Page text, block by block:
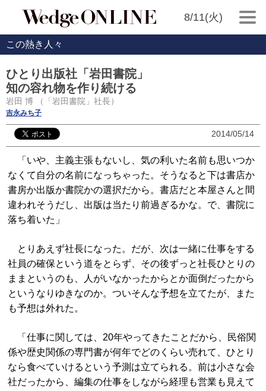
8/11(火)
この熱き人々
ひとり出版社「岩田書院」
知の容れ物を作り続ける
岩田 博 （「岩田書院」社長）
吉永みち子
2014/05/14
「いや、主義主張もないし、気の利いた名前も思いつか
なくて自分の名前になっちゃった。そうなると下は書店か
書房か出版か書院かの選択だから。書店だと本屋さんと間
違われそうだし、出版は当たり前過ぎるかな。で、書院に
落ち着いた」
とりあえず社長になった。だが、次は一緒に仕事をする
社員の確保という道をとらず、その後ずっと社長ひとりの
ままというのも、人がいなかったからとか面倒だったから
というなりゆきなのか。ついそんな予想を立てたが、また
も予想は外れた。
「仕事に関しては、20年やってきたことだから、民俗関
係や歴史関係の専門書が何年でどのくらい売れて、ひとり
なら食べていけるという予測は立てられる。前は小さな会
社だったから、編集の仕事をしながら経理も営業も見えて